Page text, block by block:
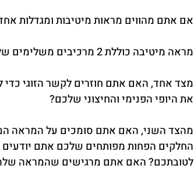
אם אתם מהווים מראות מיטיבות ומגדלות
מראה מיטיבה כוללת 2 מרכיבים משלימים שלא יכולים להתקיים אחד בלי השני:
מצד אחד, האם אתם חוזרים לקשר הזוגי כדי
את היופי הפנימי והחיצוני שלכם?
מהצד השני, האם אתם סומכים על המראה
החלקים הפחות מפותחים שלכם אתם
לטובתכם? האם אתם מרגישים שהמראה